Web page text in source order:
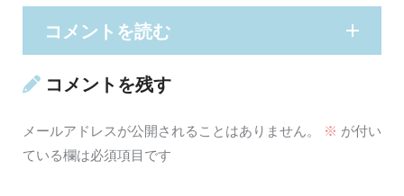
コメントを読む
コメントを残す
メールアドレスが公開されることはありません。 ※ が付い
ている欄は必須項目です